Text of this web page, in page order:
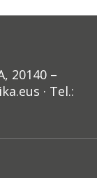
20140 –
· Tel.: